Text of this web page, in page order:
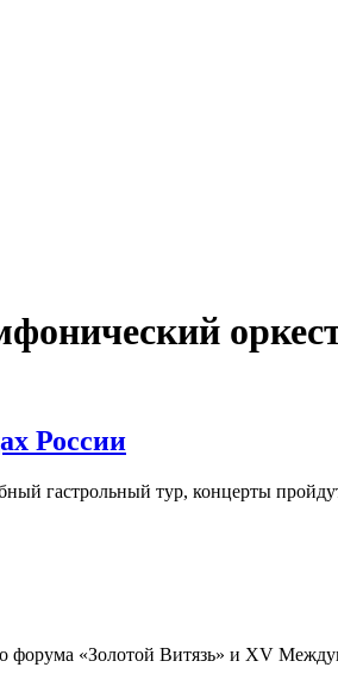
России
гастрольный тур, концерты
«Золотой Витязь» и XV